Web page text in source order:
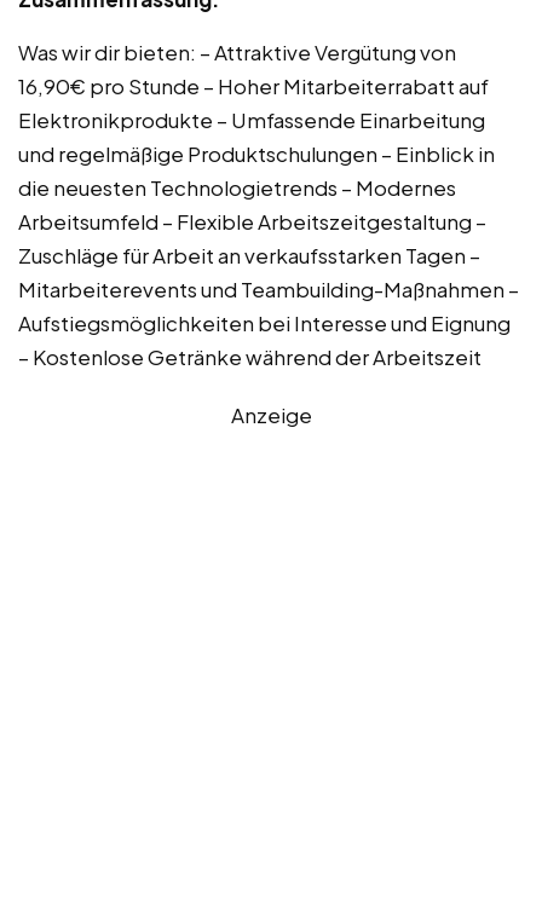
Was wir dir bieten: – Attraktive Vergütung von
16,90€ pro Stunde – Hoher Mitarbeiterrabatt auf
Elektronikprodukte – Umfassende Einarbeitung
und regelmäßige Produktschulungen – Einblick in
die neuesten Technologietrends – Modernes
Arbeitsumfeld – Flexible Arbeitszeitgestaltung –
Zuschläge für Arbeit an verkaufsstarken Tagen –
Mitarbeiterevents und Teambuilding-Maßnahmen –
Aufstiegsmöglichkeiten bei Interesse und Eignung
– Kostenlose Getränke während der Arbeitszeit
Anzeige